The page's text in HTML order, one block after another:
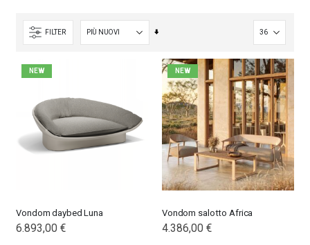
FILTER
Imposta
direzione
crescente
NEW
Vondom daybed Luna
6.893,00 €
NEW
Vondom salotto Africa
4.386,00 €